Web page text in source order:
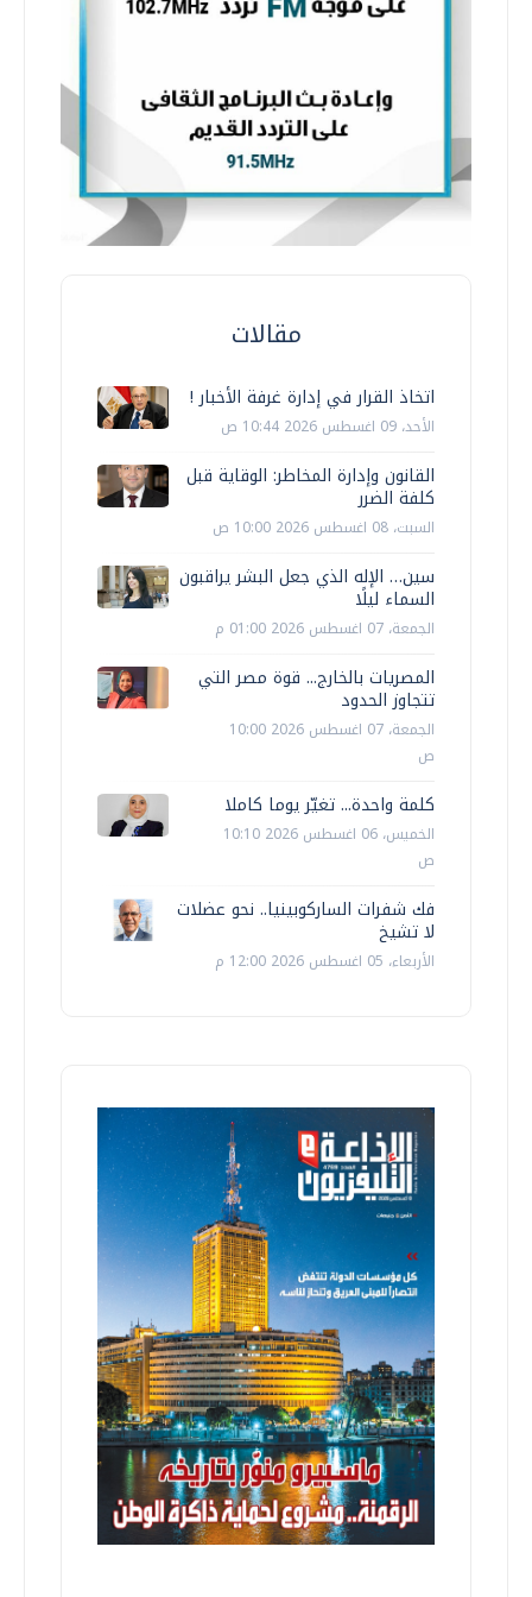
مقالات
اتخاذ القرار في إدارة غرفة الأخبار !
الأحد، 09 اغسطس 2026 10:44 ص
القانون وإدارة المخاطر: الوقاية قبل
كلفة الضرر
السبت، 08 اغسطس 2026 10:00 ص
سين… الإله الذي جعل البشر يراقبون
السماء ليلًا
الجمعة، 07 اغسطس 2026 01:00 م
المصريات بالخارج... قوة مصر التي
تتجاوز الحدود
الجمعة، 07 اغسطس 2026 10:00
ص
كلمة واحدة... تغيّر يوما كاملا
الخميس، 06 اغسطس 2026 10:10
ص
فك شفرات الساركوبينيا.. نحو عضلات
لا تشيخ
الأربعاء، 05 اغسطس 2026 12:00 م